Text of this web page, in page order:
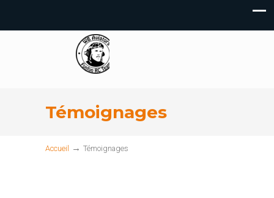
Témoignages
Accueil → Témoignages